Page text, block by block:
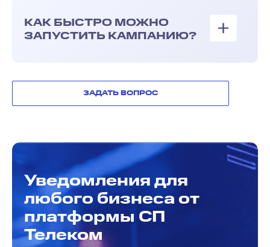
КАК БЫСТРО МОЖНО
ЗАПУСТИТЬ КАМПАНИЮ?
ЗАДАТЬ ВОПРОС
Уведомления для
любого бизнеса от
платформы СП
Телеком